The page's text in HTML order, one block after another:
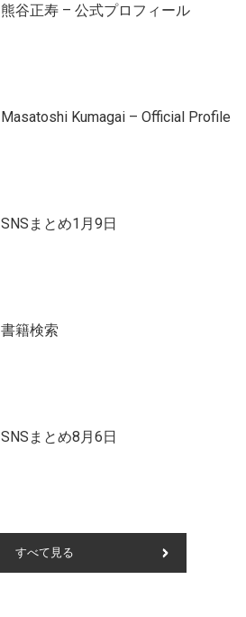
熊谷正寿 – 公式プロフィール
Masatoshi Kumagai – Official Profile
SNSまとめ1月9日
書籍検索
SNSまとめ8月6日
すべて見る